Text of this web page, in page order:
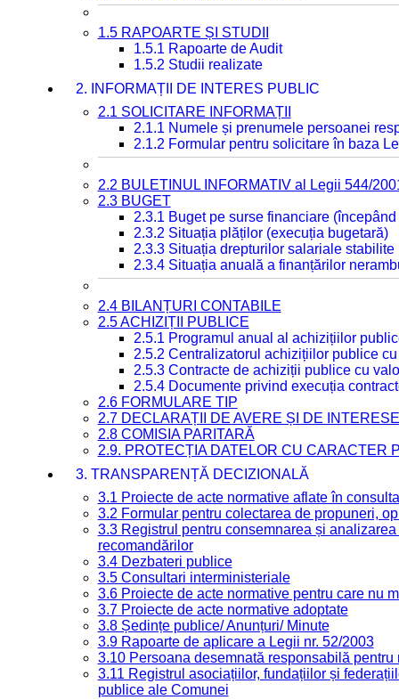
1.5 RAPOARTE ȘI STUDII
1.5.1 Rapoarte de Audit
1.5.2 Studii realizate
2. INFORMAȚII DE INTERES PUBLIC
2.1 SOLICITARE INFORMAȚII
2.1.1 Numele și prenumele persoanei
2.1.2 Formular pentru solicitare în baza
2.2 BULETINUL INFORMATIV al Legii 544/
2.3 BUGET
2.3.1 Buget pe surse financiare
2.3.2 Situația plăților (execuția bugetară)
2.3.3 Situația drepturilor salariale
2.3.4 Situația anuală a finanțărilor
2.4 BILANȚURI CONTABILE
2.5 ACHIZIȚII PUBLICE
2.5.1 Programul anual al achizițiilor
2.5.2 Centralizatorul achizițiilor publice
2.5.3 Contracte de achiziții publice cu
2.5.4 Documente privind execuția
2.6 FORMULARE TIP
2.7 DECLARAȚII DE AVERE ȘI DE INTERESE
2.8 COMISIA PARITARĂ
2.9. PROTECȚIA DATELOR CU CARACTER
3. TRANSPARENȚĂ DECIZIONALĂ
3.1 Proiecte de acte normative aflate în
3.2 Formular pentru colectarea de propuneri,
3.3 Registrul pentru consemnarea și
recomandărilor
3.4 Dezbateri publice
3.5 Consultari interministeriale
3.6 Proiecte de acte normative pentru care nu
3.7 Proiecte de acte normative adoptate
3.8 Ședințe publice/ Anunțuri/ Minute
3.9 Rapoarte de aplicare a Legii nr. 52/2003
3.10 Persoana desemnată responsabilă
3.11 Registrul asociațiilor, fundațiilor și
publice ale Comunei